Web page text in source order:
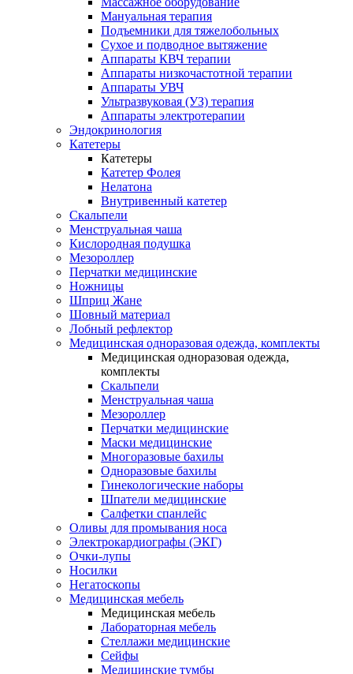
Мануальная терапия
Подъемники для тяжелобольных
Сухое и подводное вытяжение
Аппараты КВЧ терапии
Аппараты низкочастотной терапии
Аппараты УВЧ
Ультразвуковая (УЗ) терапия
Аппараты электротерапии
Эндокринология
Катетеры
Катетеры
Катетер Фолея
Нелатона
Внутривенный катетер
Скальпели
Менструальная чаша
Кислородная подушка
Мезороллер
Перчатки медицинские
Ножницы
Шприц Жане
Шовный материал
Лобный рефлектор
Медицинская одноразовая одежда, комплекты
Медицинская одноразовая одежда,
комплекты
Скальпели
Менструальная чаша
Мезороллер
Перчатки медицинские
Маски медицинские
Многоразовые бахилы
Одноразовые бахилы
Гинекологические наборы
Шпатели медицинские
Салфетки спанлейс
Оливы для промывания носа
Электрокардиографы (ЭКГ)
Очки-лупы
Носилки
Негатоскопы
Медицинская мебель
Медицинская мебель
Лабораторная мебель
Стеллажи медицинские
Сейфы
Медицинские тумбы